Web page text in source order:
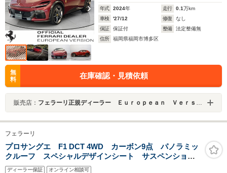
年式 2024年 走行 0.1万km
車検
'27/12 修復
なし
保証
保証付 整備
法定整備無
住所
福岡県福岡市博多区
無
料
在庫確認・見積依頼
販売店： フェラーリ正規ディーラー Ｅｕｒｏｐｅａｎ Ｖｅｒｓｉｏｎ ＨＡＫＡＴＡ
フェラーリ
プロサングエ F1 DCT 4WD カーボン9点 パノラミッ
クルーフ スペシャルデザインシート サスペンション
リフター
ディーラー保証 オンライン相談可